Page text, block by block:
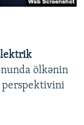
ölkənin
perspektivini